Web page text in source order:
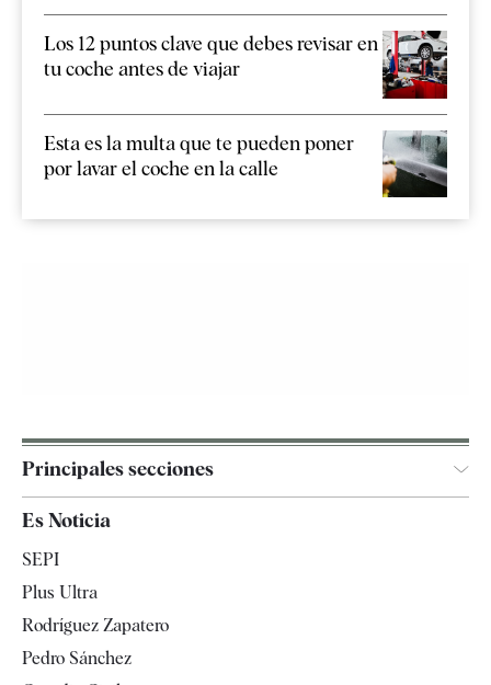
Los 12 puntos clave que debes revisar en
tu coche antes de viajar
Esta es la multa que te pueden poner
por lavar el coche en la calle
Principales secciones
España
Televisión
Es Noticia
SEPI
Plus Ultra
Rodríguez Zapatero
Pedro Sánchez